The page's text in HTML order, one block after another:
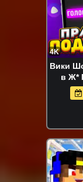
4K
Вики
в Ж*